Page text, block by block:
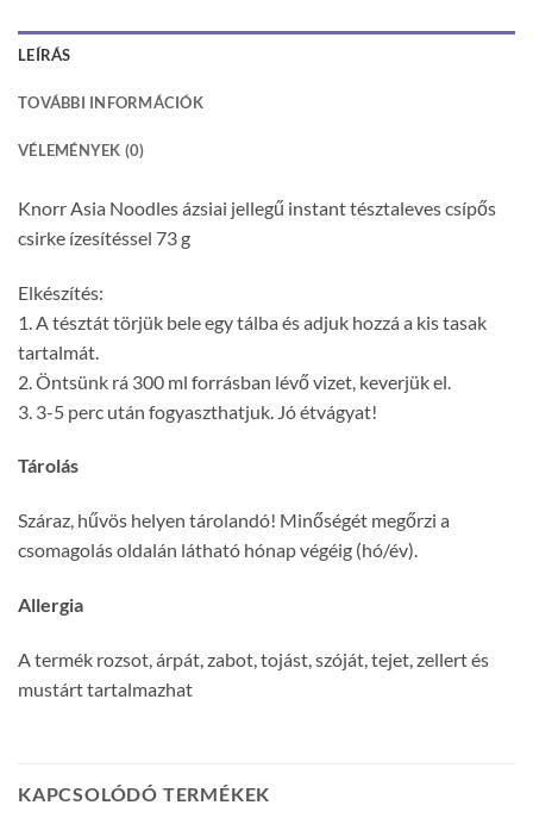
LEÍRÁS
TOVÁBBI INFORMÁCIÓK
VÉLEMÉNYEK (0)
Knorr Asia Noodles ázsiai jellegű instant tésztaleves csípős
csirke ízesítéssel 73 g
Elkészítés:
1. A tésztát törjük bele egy tálba és adjuk hozzá a kis tasak
tartalmát.
2. Öntsünk rá 300 ml forrásban lévő vizet, keverjük el.
3. 3-5 perc után fogyaszthatjuk. Jó étvágyat!
Tárolás
Száraz, hűvös helyen tárolandó! Minőségét megőrzi a
csomagolás oldalán látható hónap végéig (hó/év).
Allergia
A termék rozsot, árpát, zabot, tojást, szóját, tejet, zellert és
mustárt tartalmazhat
KAPCSOLÓDÓ TERMÉKEK